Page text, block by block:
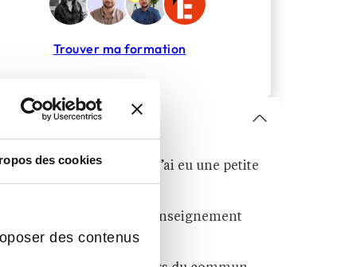
des cookies
des contenus
Trouver ma formation
la première fois que j’ai eu une petite
au ventre »
nombreux acteurs de l’Enseignement
présents